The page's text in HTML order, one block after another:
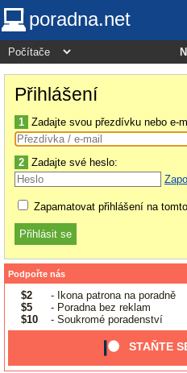
poradna.net
Přihlášení
1 Zadajte svou přezdívku nebo e-
2 Zadajte své heslo:
Zapamatovat přihlášení na
Podpořte nás
$2
- Ikona patrona na poradně
$5
- Poradna bez reklam
$10
- Soukromé poradenství
STAŇTE